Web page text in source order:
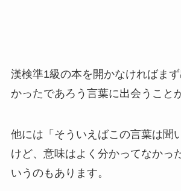
漢検準1級の本を開かなければま
かったであろう言葉に出会うこと
他には「そういえばこの言葉は聞
けど、意味はよく分かってなかっ
いうのもあります。